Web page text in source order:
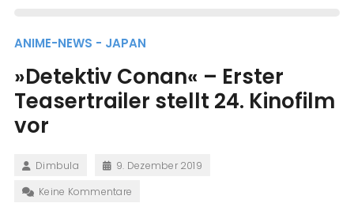
ANIME-NEWS - JAPAN
»Detektiv Conan« – Erster
Teasertrailer stellt 24. Kinofilm
vor
Dimbula
9. Dezember 2019
Keine Kommentare